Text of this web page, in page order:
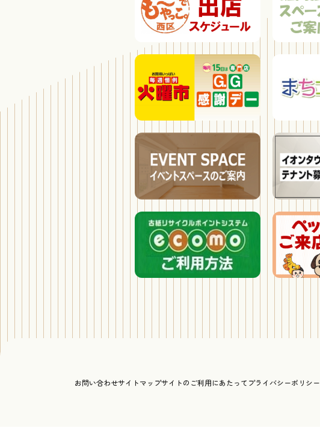
お問い合わせサイトマップサイトのご利用にあたって プライバシーポリシー